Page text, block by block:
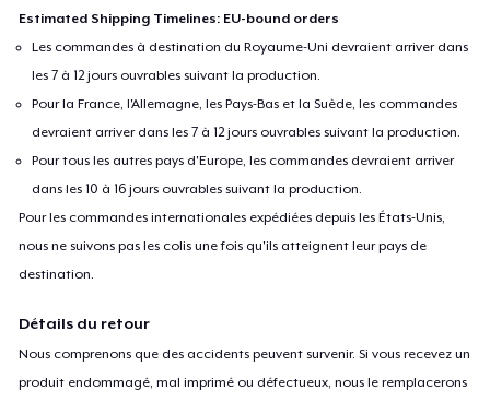
Estimated Shipping Timelines: EU-bound orders
Les commandes à destination du Royaume-Uni devraient arriver dans
les 7 à 12 jours ouvrables suivant la production.
Pour la France, l'Allemagne, les Pays-Bas et la Suède, les commandes
devraient arriver dans les 7 à 12 jours ouvrables suivant la production.
Pour tous les autres pays d'Europe, les commandes devraient arriver
dans les 10 à 16 jours ouvrables suivant la production.
Pour les commandes internationales expédiées depuis les États-Unis,
nous ne suivons pas les colis une fois qu'ils atteignent leur pays de
destination.
Détails du retour
Nous comprenons que des accidents peuvent survenir. Si vous recevez un
produit endommagé, mal imprimé ou défectueux, nous le remplacerons